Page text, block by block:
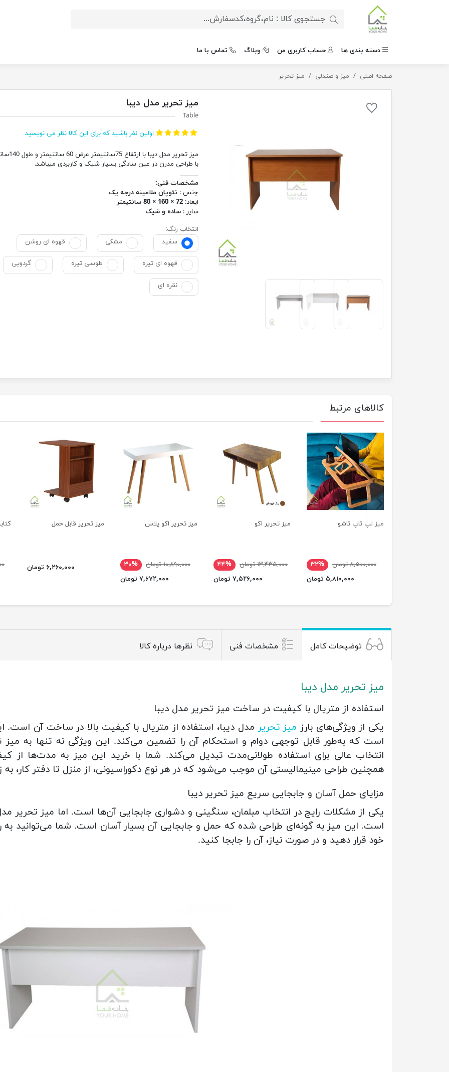
دسته بندی ها حساب کاربری من وبلاگ تماس با ما
صفحه اصلی میز و صندلی میز تحریر میز تحریر مدل دیبا
میز تحریر مدل دیبا
Table
اولین نفر باشید که برای این کالا نظر می نویسید
میز تحریر مدل دیبا با
با طراحی مدرن در عین سادگی بسیار شیک و کاربردی میباشد.
______
مشخصات فنی:
جنس : نئوپان ملامینه درجه یک
ابعاد: 72 × 160 × 80 سانتیمتر
سایر : ساده و شیک
انتخاب رنگ:
سفید
مشکی قهوه ای روشن
قهوه ای تیره طوسی تیره گردویی
نقره ای
کالاهای مرتبط
میز لپ تاپ تاشو
۸,۵۰۰,۰۰۰ تومان
۳۲%
۵,۸۱۰,۰۰۰ تومان
میز تحریر اکو
۱۳,۴۳۵,۰۰۰ تومان
۴۴%
۷,۵۲۶,۰۰۰ تومان
میز تحریر اکو پلاس
۱۰,۸۹۰,۰۰۰ تومان
۳۰%
۷,۶۷۲,۰۰۰ تومان
میز تحریر قابل حمل
۶,۲۶۰,۰۰۰ تومان
previus
توضیحات کامل مشخصات فنی نظرها درباره کالا
میز تحریر مدل دیبا
استفاده از متریال با کیفیت در ساخت میز تحریر مدل دیبا
یکی از ویژگی‌های بارز میز تحریر مدل دیبا، استفاده از متریال با کیفیت بالا در ساخت آن
است که به‌طور قابل توجهی دوام و استحکام آن را تضمین می‌کند. این ویژگی نه تنها به
انتخاب عالی برای استفاده طولانی‌مدت تبدیل می‌کند. شما با خرید این میز به مدت‌ها از
همچنین طراحی مینیمالیستی آن موجب می‌شود که در هر نوع دکوراسیونی، از منزل تا دفتر کار، به
مزایای حمل آسان و جابجایی سریع میز تحریر دیبا
یکی از مشکلات رایج در انتخاب مبلمان، سنگینی و دشواری جابجایی آن‌ها است. اما میز تحریر
است. این میز به گونه‌ای طراحی شده که حمل و جابجایی آن بسیار آسان است. شما می‌توانید به
خود قرار دهید و در صورت نیاز، آن را جابجا کنید.